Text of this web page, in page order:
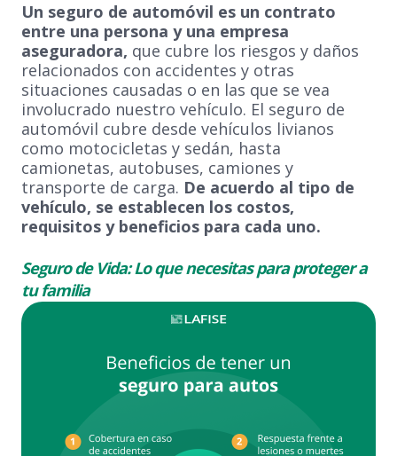
Un seguro de automóvil es un contrato
entre una persona y una empresa
aseguradora, que cubre los riesgos y daños
relacionados con accidentes y otras
situaciones causadas o en las que se vea
involucrado nuestro vehículo. El seguro de
automóvil cubre desde vehículos livianos
como motocicletas y sedán, hasta
camionetas, autobuses, camiones y
transporte de carga. De acuerdo al tipo de
vehículo, se establecen los costos,
requisitos y beneficios para cada uno.
Seguro de Vida: Lo que necesitas para proteger a
tu familia